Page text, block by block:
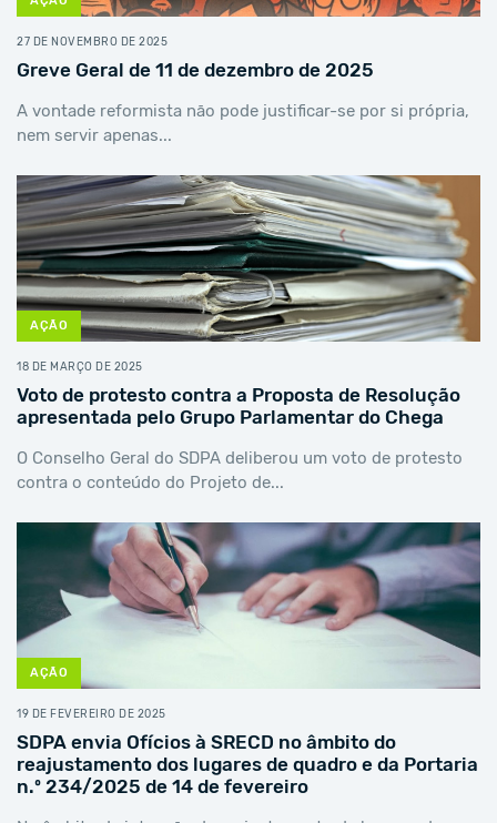
27 DE NOVEMBRO DE 2025
Greve Geral de 11 de dezembro de 2025
A vontade reformista não pode justificar-se por si própria,
nem servir apenas...
AÇÃO
18 DE MARÇO DE 2025
Voto de protesto contra a Proposta de Resolução
apresentada pelo Grupo Parlamentar do Chega
O Conselho Geral do SDPA deliberou um voto de protesto
contra o conteúdo do Projeto de...
AÇÃO
19 DE FEVEREIRO DE 2025
SDPA envia Ofícios à SRECD no âmbito do
reajustamento dos lugares de quadro e da Portaria
n.º 234/2025 de 14 de fevereiro